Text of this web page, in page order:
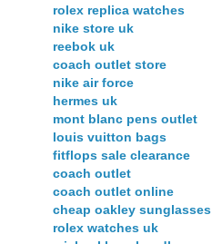
rolex replica watches
nike store uk
reebok uk
coach outlet store
nike air force
hermes uk
mont blanc pens outlet
louis vuitton bags
fitflops sale clearance
coach outlet
coach outlet online
cheap oakley sunglasses
rolex watches uk